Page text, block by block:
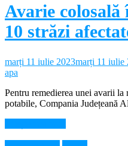
Avarie
10 străzi
marți 11 iulie 2023marți 11 iulie
apa
Pentru remedierea unei avarii la
potabile, Compania Județeană